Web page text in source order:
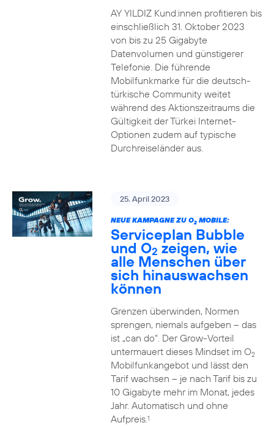
AY YILDIZ Kund:innen profitieren bis
einschließlich 31. Oktober 2023
von bis zu 25 Gigabyte
Datenvolumen und günstigerer
Telefonie. Die führende
Mobilfunkmarke für die deutsch-
türkische Community weitet
während des Aktionszeitraums die
Gültigkeit der Türkei Internet-
Optionen zudem auf typische
Durchreiseländer aus.
25. April 2023
NEUE KAMPAGNE ZU O2MOBILE:
Serviceplan Bubble
und O2 zeigen, wie
alle Menschen über
sich hinauswachsen
können
Grenzen überwinden, Normen
sprengen, niemals aufgeben – das
ist „can do“. Der Grow-Vorteil
untermauert dieses Mindset im O2
Mobilfunkangebot und lässt den
Tarif wachsen – je nach Tarif bis zu
10 Gigabyte mehr im Monat, jedes
Jahr. Automatisch und ohne
Aufpreis.1